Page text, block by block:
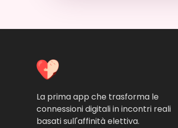
La prima app che trasforma le
connessioni digitali in incontri reali
basati sull'affinità elettiva.